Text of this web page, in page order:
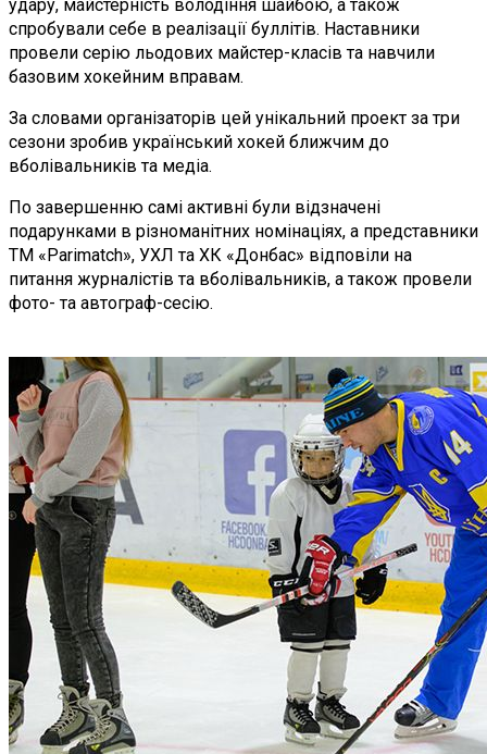
удару, майстерність володіння шайбою, а також
спробували себе в реалізації буллітів. Наставники
провели серію льодових майстер-класів та навчили
базовим хокейним вправам.
За словами організаторів цей унікальний проект за три
сезони зробив український хокей ближчим до
вболівальників та медіа.
По завершенню самі активні були відзначені
подарунками в різноманітних номінаціях, а представники
ТМ «Parimatch», УХЛ та ХК «Донбас» відповіли на
питання журналістів та вболівальників, а також провели
фото- та автограф-сесію.